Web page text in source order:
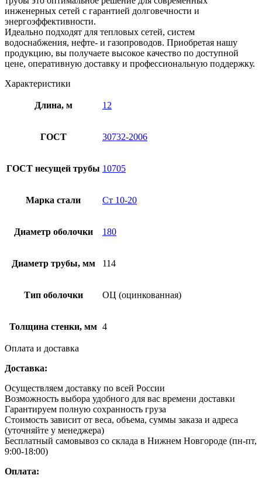
инженерных сетей с гарантией долговечности и
энергоэффективности.
Идеально подходят для тепловых сетей, систем
водоснабжения, нефте- и газопроводов. Приобретая нашу
продукцию, вы получаете высокое качество по доступной
цене, оперативную доставку и профессиональную поддержку.
Характеристики
Длина, м 12
ГОСТ 30732-2006
ГОСТ несущей трубы 10705
Марка стали Ст 10-20
Диаметр оболочки 180
Диаметр трубы, мм 114
Тип оболочки ОЦ (оцинкованная)
Толщина стенки, мм 4
Оплата и доставка
Доставка:
Осуществляем доставку по всей России
Возможность выбора удобного для вас времени доставки
Гарантируем полную сохранность груза
Стоимость зависит от веса, объема, суммы заказа и адреса
(уточняйте у менеджера)
Бесплатный самовывоз со склада в Нижнем Новгороде (пн-пт,
9:00-18:00)
Оплата: